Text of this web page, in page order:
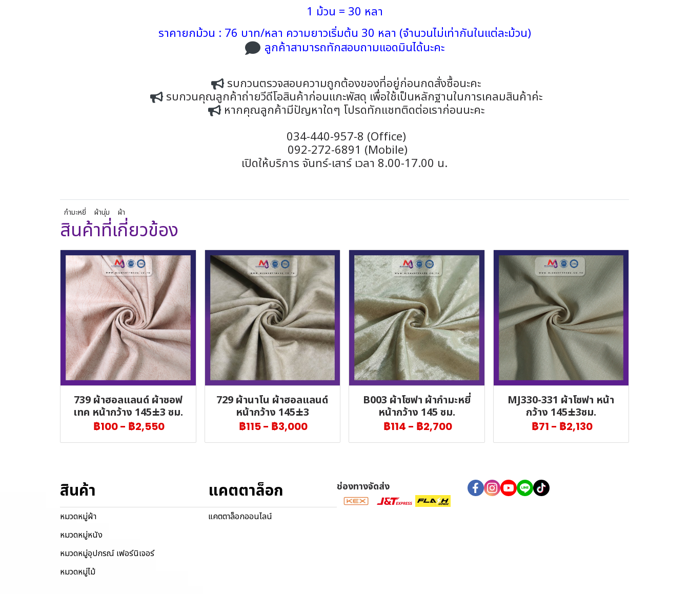
1 ม้วน = 30 หลา
ราคายกม้วน : 76 บาท/หลา ความยาวเริ่มต้น 30 หลา (จำนวนไม่เท่ากันในแต่ละม้วน)
ลูกค้าสามารถทักสอบถามแอดมินได้นะคะ
รบกวนตรวจสอบความถูกต้องของที่อยู่ก่อนกดสั่งซื้อนะคะ
รบกวนคุณลูกค้าถ่ายวีดีโอสินค้าก่อนแกะพัสดุ เพื่อใช้เป็นหลักฐานในการเคลมสินค้าค่ะ
หากคุณลูกค้ามีปัญหาใดๆ โปรดทักแชทติดต่อเราก่อนนะคะ
034-440-957-8 (Office)
092-272-6891 (Mobile)
เปิดให้บริการ จันทร์-เสาร์ เวลา 8.00-17.00 น.
กำมะหยี่ ผ้านุ่ม ผ้า
สินค้าที่เกี่ยวข้อง
739 ผ้าฮอลแลนด์ ผ้าซอฟ
เทค หน้ากว้าง 145±3 ซม.
฿100- ฿2,550
729 ผ้านาโน ผ้าฮอลแลนด์
หน้ากว้าง 145±3
฿115- ฿3,000
B003 ผ้าโซฟา ผ้ากำมะหยี่
หน้ากว้าง 145 ซม.
฿114 - ฿2,700
MJ330-331 ผ้าโซฟา หน้า
กว้าง 145±3ซม.
฿71 - ฿2,130
สินค้า
หมวดหมู่ผ้า
หมวดหมู่หนัง
หมวดหมู่อุปกรณ์ เฟอร์นิเจอร์
หมวดหมู่ไม้
แคตตาล็อก
แคตตาล็อกออนไลน์
ช่องทางจัดส่ง